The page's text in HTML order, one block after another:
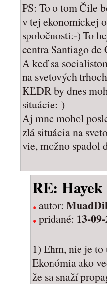
PS: To o tom Čile
v tej ekonomickej
spoločnosti:-) To
centra Santiago de
A keď sa
na svetových
KĽDR by dnes
situácie:-)
Aj mne mohol
zlá situácia na
vie, možno spadol
RE:
autor:
pridané: 13-
1) Ehm, nie je
Ekonómia ako
že sa snaží